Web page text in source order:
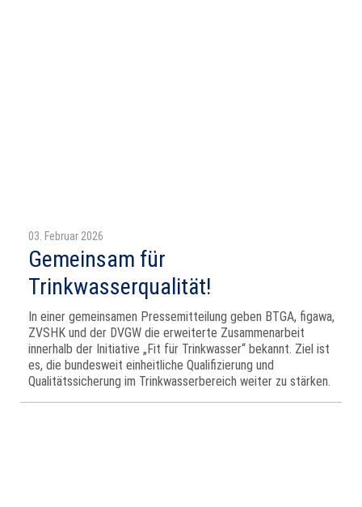
03. Februar 2026
Gemeinsam für
Trinkwasserqualität!
In einer gemeinsamen Pressemitteilung geben BTGA, figawa,
ZVSHK und der DVGW die erweiterte Zusammenarbeit
innerhalb der Initiative „Fit für Trinkwasser“ bekannt. Ziel ist
es, die bundesweit einheitliche Qualifizierung und
Qualitätssicherung im Trinkwasserbereich weiter zu stärken.